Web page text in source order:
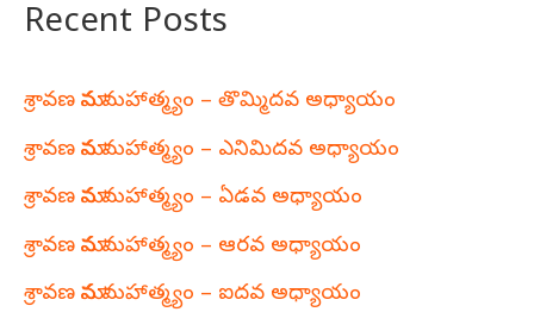
Recent Posts
శ్రావణ మాస మహాత్మ్యం – తొమ్మిదవ అధ్యాయం
శ్రావణ మాస మహాత్మ్యం – ఎనిమిదవ అధ్యాయం
శ్రావణ మాస మహాత్మ్యం – ఏడవ అధ్యాయం
శ్రావణ మాస మహాత్మ్యం – ఆరవ అధ్యాయం
శ్రావణ మాస మహాత్మ్యం – ఐదవ అధ్యాయం